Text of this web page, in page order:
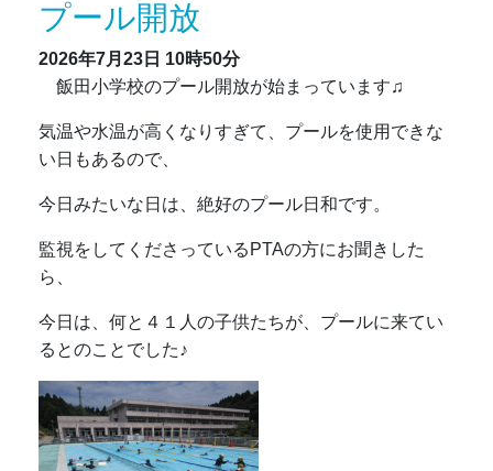
プール開放
2026年7月23日 10時50分
飯田小学校のプール開放が始まっています♫
気温や水温が高くなりすぎて、プールを使用できな
い日もあるので、
今日みたいな日は、絶好のプール日和です。
監視をしてくださっているPTAの方にお聞きした
ら、
今日は、何と４１人の子供たちが、プールに来てい
るとのことでした♪